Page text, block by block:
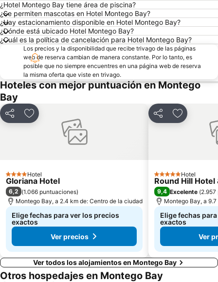
¿Hotel Montego Bay tiene área de piscina?
¿Se permiten mascotas en Hotel Montego Bay?
¿Hay estacionamiento disponible en Hotel Montego Bay?
¿Dónde está ubicado Hotel Montego Bay?
¿Cuál es la política de cancelación para Hotel Montego Bay?
Los precios y la disponibilidad que recibe trivago de las páginas
web de reserva cambian de manera constante. Por lo tanto, es
posible que no siempre encuentres en una página web de reserva
la misma oferta que viste en trivago.
Hoteles con mejor puntuación en Montego
Bay
CompartirAgregar a favoritos
4 Estrellas
Hotel
Gloriana Hotel
6,2 (1.066 puntuaciones)
Montego Bay, a 2.4 km de: Centro de la ciudad
Elige fechas para ver los precios
exactos
Ver precios
CompartirAgregar a
5 EstrellasHotel
Round Hill Hotel
9,4 Excelente (
Montego Bay, a
Elige fechas
exactos
Ver
Ver todos los alojamientos en Montego Bay
Otros hospedajes en Montego Bay